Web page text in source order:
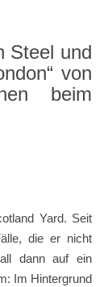
von
beim
Yard. Seit
die er nicht
dann auf ein
Im Hintergrund